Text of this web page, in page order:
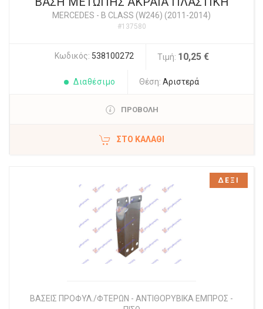
MERCEDES - B CLASS (W246) (2011-2014)
#137580
Κωδικός: 538100272 Τιμή: 10,25 €
Διαθέσιμο Θέση: Αριστερά
ΠΡΟΒΟΛΗ
ΣΤΟ ΚΑΛΆΘΙ
ΒΑΣΕΙΣ ΠΡΟΦΥΛ./ΦΤΕΡΩΝ - ΑΝΤΙΘΟΡΥΒΙΚΑ ΕΜΠΡΟΣ -
ΔΕΞΙ